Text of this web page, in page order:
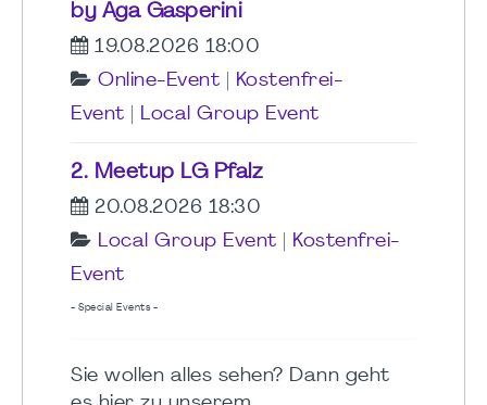
by Aga Gasperini
19.08.2026 18:00
Online-Event
Kostenfrei-
Event
Local Group Event
2. Meetup LG Pfalz
20.08.2026 18:30
Local Group Event
Kostenfrei-
Event
- Special Events -
Sie wollen alles sehen? Dann geht